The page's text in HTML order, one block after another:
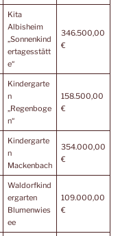
Kita
Albisheim
„Sonnenkind
ertagesstätt
e“
346.500,00
€
Kindergarte
n
„Regenboge
n“
158.500,00
€
Kindergarte
n
Mackenbach
354.000,00
€
Waldorfkind
ergarten
Blumenwies
ee
109.000,00
€